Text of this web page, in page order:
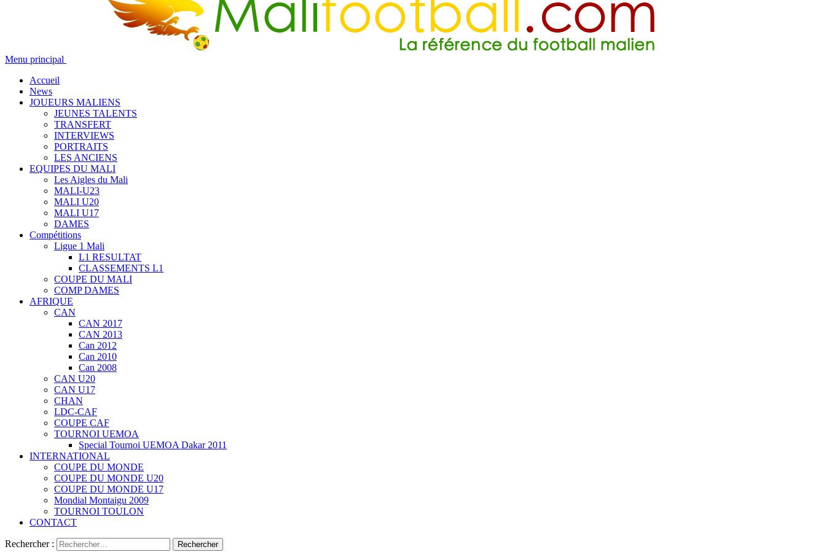
Menu principal
Accueil
News
JOUEURS MALIENS
JEUNES TALENTS
TRANSFERT
INTERVIEWS
PORTRAITS
LES ANCIENS
EQUIPES DU MALI
Les Aigles du Mali
MALI-U23
MALI U20
MALI U17
DAMES
Compétitions
Ligue 1 Mali
L1 RESULTAT
CLASSEMENTS L1
COUPE DU MALI
COMP DAMES
AFRIQUE
CAN
CAN 2017
CAN 2013
Can 2012
Can 2010
Can 2008
CAN U20
CAN U17
CHAN
LDC-CAF
COUPE CAF
TOURNOI UEMOA
Special Tournoi UEMOA Dakar 2011
INTERNATIONAL
COUPE DU MONDE
COUPE DU MONDE U20
COUPE DU MONDE U17
Mondial Montaigu 2009
TOURNOI TOULON
CONTACT
Rechercher :